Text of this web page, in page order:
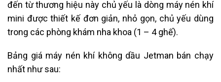
đến từ thương hiệu này chủ yếu là dòng máy nén khí
mini được thiết kế đơn giản, nhỏ gọn, chủ yếu dùng
trong các phòng khám nha khoa (1 – 4 ghế).
Bảng giá máy nén khí không dầu Jetman bán chạy
nhất như sau: